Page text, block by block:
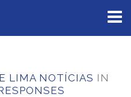
LIMA NOTÍCIAS IN